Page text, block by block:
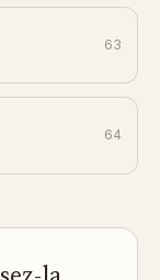
63
64